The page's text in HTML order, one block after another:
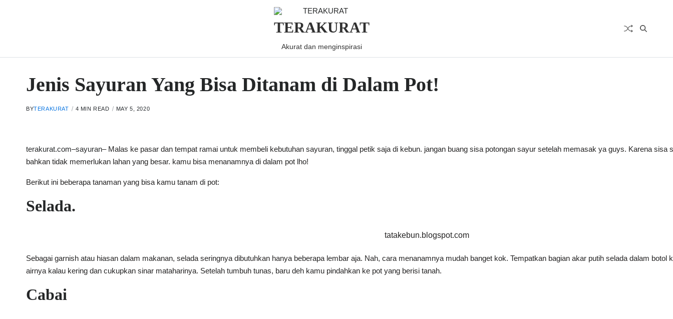
TERAKURAT
Akurat dan menginspirasi
Jenis Sayuran Yang Bisa Ditanam di Dalam Pot!
BYTERAKURAT 4 MIN READ MAY 5, 2020
terakurat.com–sayuran– Malas ke pasar dan tempat ramai untuk membeli kebutuhan sayuran, tinggal petik saja di kebun. jangan buang sisa potongan sayur setelah memasak ya guys. Karena sisa
bahkan tidak memerlukan lahan yang besar. kamu bisa menanamnya di dalam pot lho!
Berikut ini beberapa tanaman yang bisa kamu tanam di pot:
Selada.
tatakebun.blogspot.com
Sebagai garnish atau hiasan dalam makanan, selada seringnya dibutuhkan hanya beberapa lembar aja. Nah, cara menanamnya mudah banget kok. Tempatkan bagian akar putih selada dalam botol
airnya kalau kering dan cukupkan sinar mataharinya. Setelah tumbuh tunas, baru deh kamu pindahkan ke pot yang berisi tanah.
Cabai